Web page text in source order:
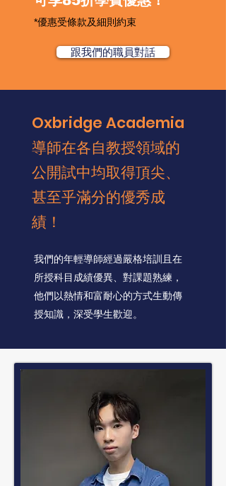
*優惠受條款及細則約束
跟我們的職員對話
Oxbridge Academia
導師在各自教授領域的
公開試中均取得頂尖、
甚至乎滿分的優秀成
績！
我們的年輕導師經過嚴格培訓且在
所授科目成績優異、對課題熟練，
他們以熱情和富耐心的方式生動傳
授知識，深受學生歡迎。